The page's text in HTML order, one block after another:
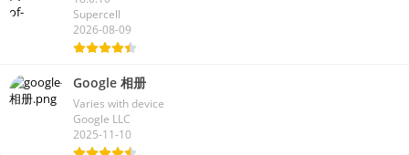
Supercell
2026-08-09
Google 相册
Varies with device
Google LLC
2025-11-10